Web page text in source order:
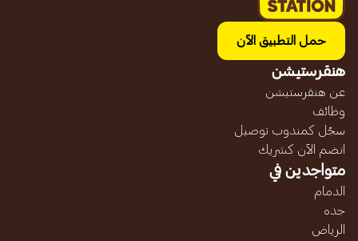
حمل التطبيق الآن
هنقرستيشن
عن هنقرستيشن
وظائف
سجّل كمندوب توصيل
انضم الآن كشريك
متواجدين في
الدمام
جده
الرياض